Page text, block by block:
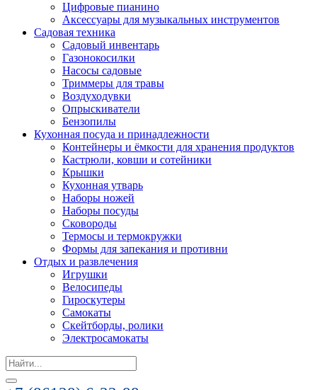
Цифровые пианино
Аксессуары для музыкальных инструментов
Садовая техника
Садовый инвентарь
Газонокосилки
Насосы садовые
Триммеры для травы
Воздуходувки
Опрыскиватели
Бензопилы
Кухонная посуда и принадлежности
Контейнеры и ёмкости для хранения продуктов
Кастрюли, ковши и сотейники
Крышки
Кухонная утварь
Наборы ножей
Наборы посуды
Сковороды
Термосы и термокружки
Формы для запекания и противни
Отдых и развлечения
Игрушки
Велосипеды
Гироскутеры
Самокаты
Скейтборды, ролики
Электросамокаты
Search
for: